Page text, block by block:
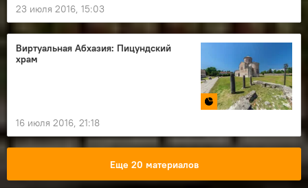
23 июля 2016, 15:03
Виртуальная Абхазия: Пицундский
храм
16 июля 2016, 21:18
Еще 20 материалов